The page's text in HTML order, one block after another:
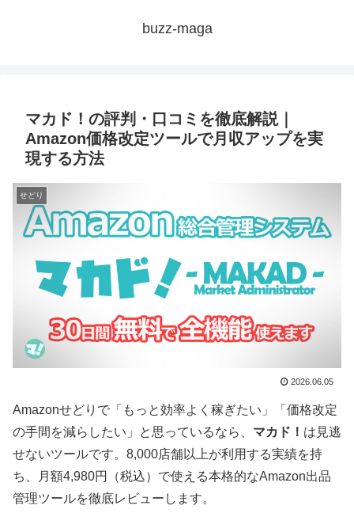
buzz-maga
マカド！の評判・口コミを徹底解説｜
Amazon価格改定ツールで月収アップを実
現する方法
せどり
2026.06.05
Amazonせどりで「もっと効率よく稼ぎたい」「価格改定
の手間を減らしたい」と思っているなら、 マカド！ は見逃
せないツールです。8,000店舗以上が利用する実績を持
ち、月額4,980円（税込）で使える本格的なAmazon出品
管理ツールを徹底レビューします。